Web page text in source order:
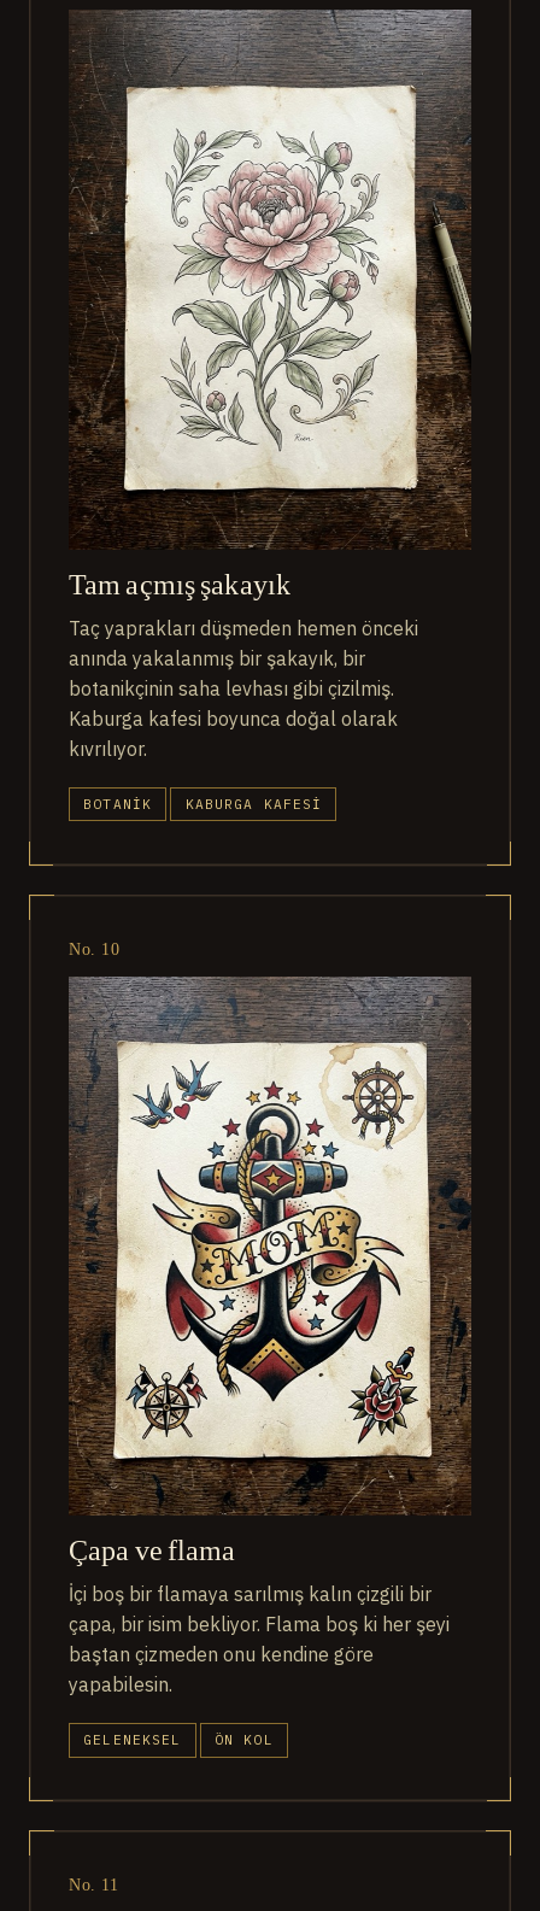
Tam açmış şakayık
Taç yaprakları düşmeden hemen önceki
anında yakalanmış bir şakayık, bir
botanikçinin saha levhası gibi çizilmiş.
Kaburga kafesi boyunca doğal olarak
kıvrılıyor.
BOTANIK KABURGA KAFESI
No. 10
Çapa ve flama
İçi boş bir flamaya sarılmış kalın çizgili bir
çapa, bir isim bekliyor. Flama boş ki her şeyi
baştan çizmeden onu kendine göre
yapabilesin.
GELENEKSEL ÖN KOL
No. 11